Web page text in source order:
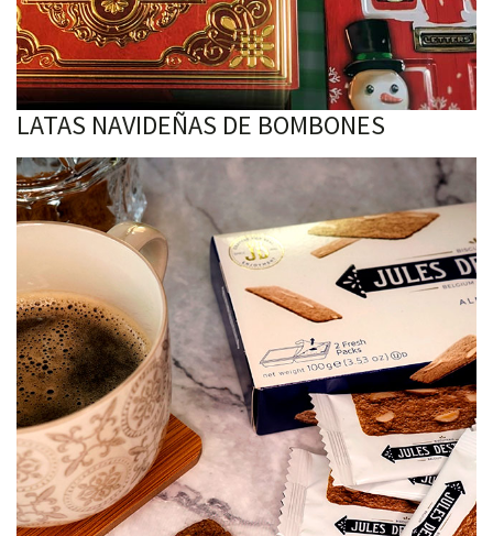
LATAS NAVIDEÑAS DE BOMBONES